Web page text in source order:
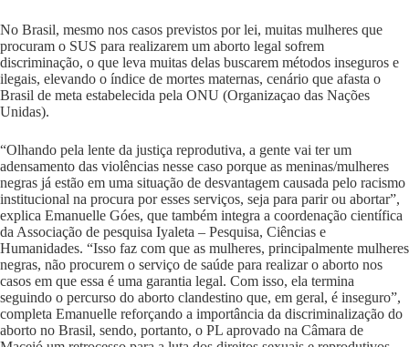
No Brasil, mesmo nos casos previstos por lei, muitas mulheres que
procuram o SUS para realizarem um aborto legal sofrem
discriminação, o que leva muitas delas buscarem métodos inseguros e
ilegais, elevando o índice de mortes maternas, cenário que afasta o
Brasil de meta estabelecida pela ONU (Organizaçao das Nações
Unidas).
“Olhando pela lente da justiça reprodutiva, a gente vai ter um
adensamento das violências nesse caso porque as meninas/mulheres
negras já estão em uma situação de desvantagem causada pelo racismo
institucional na procura por esses serviços, seja para parir ou abortar”,
explica Emanuelle Góes, que também integra a coordenação científica
da Associação de pesquisa Iyaleta – Pesquisa, Ciências e
Humanidades. “Isso faz com que as mulheres, principalmente mulheres
negras, não procurem o serviço de saúde para realizar o aborto nos
casos em que essa é uma garantia legal. Com isso, ela termina
seguindo o percurso do aborto clandestino que, em geral, é inseguro”,
completa Emanuelle reforçando a importância da discriminalização do
aborto no Brasil, sendo, portanto, o PL aprovado na Câmara de